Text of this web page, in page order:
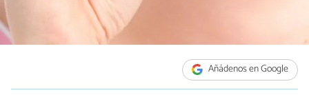
Añádenos en Google